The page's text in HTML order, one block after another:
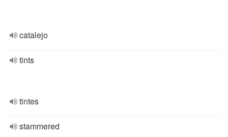
catalejo
tints
tintes
stammered